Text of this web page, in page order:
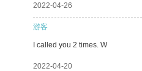
2022-04-26
游客
I called you 2 times. W
2022-04-20